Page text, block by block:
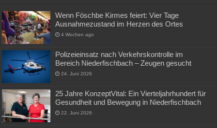
Wenn Föschbe Kirmes feiert: Vier Tage
Ausnahmezustand im Herzen des Ortes
4 Wochen ago
Polizeieinsatz nach Verkehrskontrolle im
Bereich Niederfischbach – Zeugen gesucht
24. Juni 2026
25 Jahre KonzeptVital: Ein Vierteljahrhundert für
Gesundheit und Bewegung in Niederfischbach
22. Juni 2026